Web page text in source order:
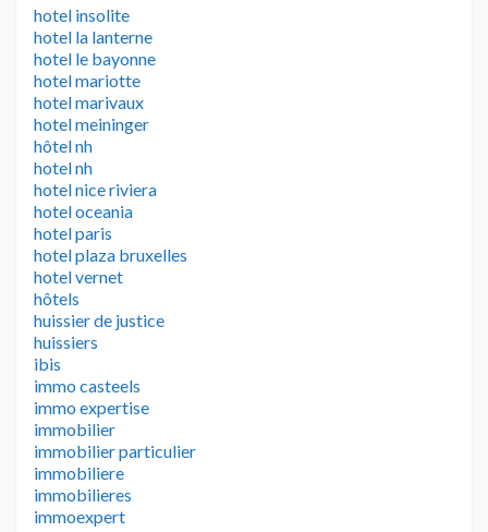
hotel insolite
hotel la lanterne
hotel le bayonne
hotel mariotte
hotel marivaux
hotel meininger
hôtel nh
hotel nh
hotel nice riviera
hotel oceania
hotel paris
hotel plaza bruxelles
hotel vernet
hôtels
huissier de justice
huissiers
ibis
immo casteels
immo expertise
immobilier
immobilier particulier
immobiliere
immobilieres
immoexpert